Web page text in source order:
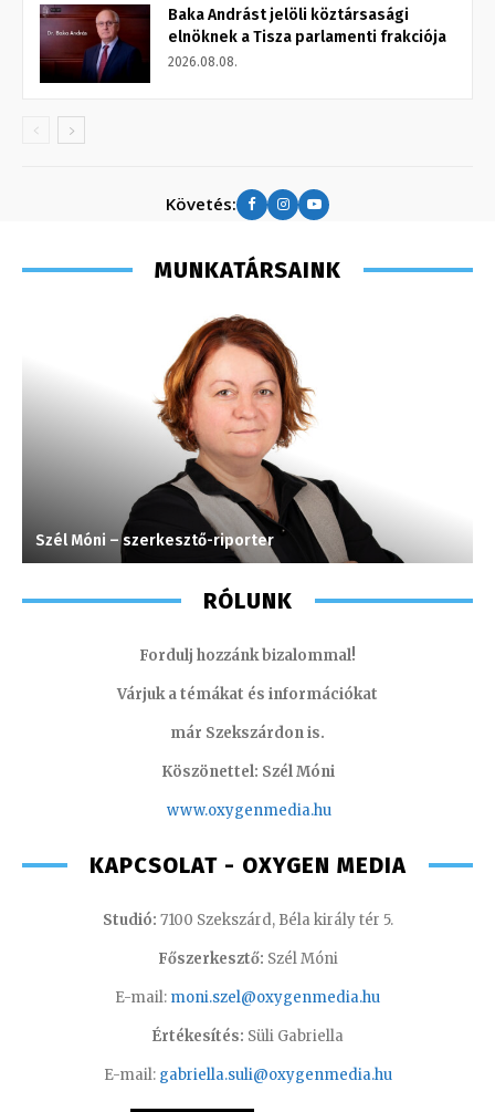
Baka Andrást jelöli köztársasági
elnöknek a Tisza parlamenti frakciója
2026.08.08.
Követés:
MUNKATÁRSAINK
Szél Móni – szerkesztő-riporter
RÓLUNK
Fordulj hozzánk bizalommal!
Várjuk a témákat és információkat
már Szekszárdon is.
Köszönettel: Szél Móni
www.oxygenmedia.hu
KAPCSOLAT - OXYGEN MEDIA
Studió: 7100 Szekszárd, Béla király tér 5.
Főszerkesztő: Szél Móni
E-mail: moni.szel@oxygenmedia.hu
Értékesítés: Süli Gabriella
E-mail: gabriella.suli@oxygenmedia.hu